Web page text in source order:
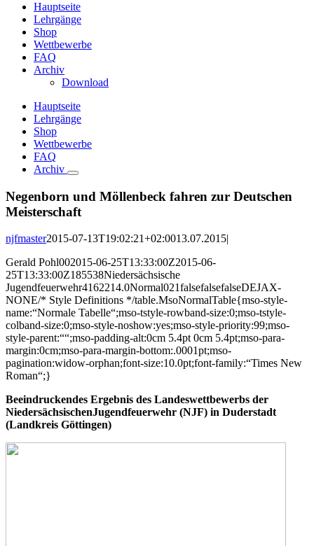
Hauptseite
Lehrgänge
Shop
Wettbewerbe
FAQ
Archiv
Download
Hauptseite
Lehrgänge
Shop
Wettbewerbe
FAQ
Archiv
Negenborn und Möllenbeck fahren zur Deutschen
Meisterschaft
njfmaster2015-07-13T19:02:21+02:0013.07.2015|
Gerald Pohl002015-06-25T13:33:00Z2015-06-
25T13:33:00Z185538Niedersächsische
Jugendfeuerwehr4162214.0Normal021falsefalsefalseDEJAX-
NONE/* Style Definitions */table.MsoNormalTable{mso-style-
name:“Normale Tabelle“;mso-tstyle-rowband-size:0;mso-tstyle-
colband-size:0;mso-style-noshow:yes;mso-style-priority:99;mso-
style-parent:““;mso-padding-alt:0cm 5.4pt 0cm 5.4pt;mso-para-
margin:0cm;mso-para-margin-bottom:.0001pt;mso-
pagination:widow-orphan;font-size:10.0pt;font-family:“Times New
Roman“;}
Beeindruckendes Ergebnis des Landeswettbewerbs der
NiedersächsischenJugendfeuerwehr (NJF) in Duderstadt
(Landkreis Göttingen)